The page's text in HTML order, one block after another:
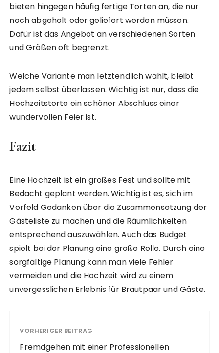
bieten hingegen häufig fertige Torten an, die nur
noch abgeholt oder geliefert werden müssen.
Dafür ist das Angebot an verschiedenen Sorten
und Größen oft begrenzt.
Welche Variante man letztendlich wählt, bleibt
jedem selbst überlassen. Wichtig ist nur, dass die
Hochzeitstorte ein schöner Abschluss einer
wundervollen Feier ist.
Fazit
Eine Hochzeit ist ein großes Fest und sollte mit
Bedacht geplant werden. Wichtig ist es, sich im
Vorfeld Gedanken über die Zusammensetzung der
Gästeliste zu machen und die Räumlichkeiten
entsprechend auszuwählen. Auch das Budget
spielt bei der Planung eine große Rolle. Durch eine
sorgfältige Planung kann man viele Fehler
vermeiden und die Hochzeit wird zu einem
unvergesslichen Erlebnis für Brautpaar und Gäste.
VORHERIGER BEITRAG
Fremdgehen mit einer Professionellen